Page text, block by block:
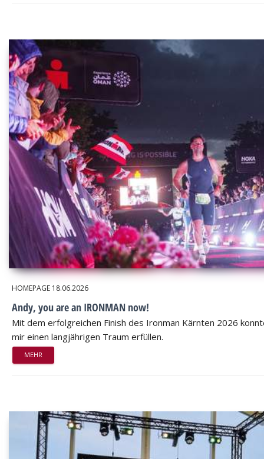
HOMEPAGE 18.06.2026
Andy, you are an IRONMAN now!
Mit dem erfolgreichen Finish des Ironman Kärnten 2026
mir einen langjährigen Traum erfüllen.
MEHR